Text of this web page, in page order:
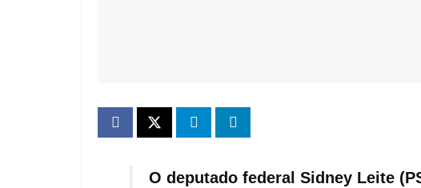
O deputado federal Sidney Leite